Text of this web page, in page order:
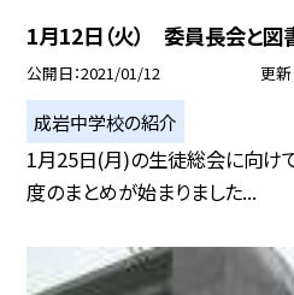
1月12日（火） 委員長会と図
公開日 2021/01/12 更
成岩中学校の紹介
1月25日(月)の生徒総会に向け
度のまとめが始まりました...